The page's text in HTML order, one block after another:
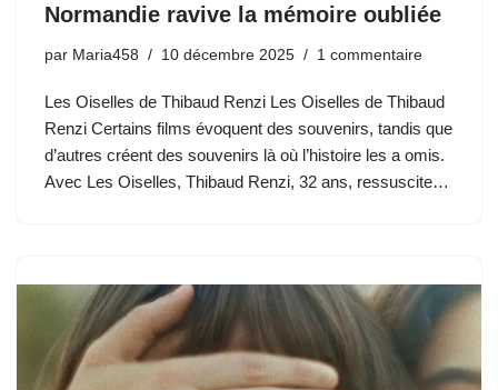
Normandie ravive la mémoire oubliée
par Maria458 10 décembre 2025 1 commentaire
Les Oiselles de Thibaud Renzi Les Oiselles de Thibaud
Renzi Certains films évoquent des souvenirs, tandis que
d’autres créent des souvenirs là où l’histoire les a omis.
Avec Les Oiselles, Thibaud Renzi, 32 ans, ressuscite…